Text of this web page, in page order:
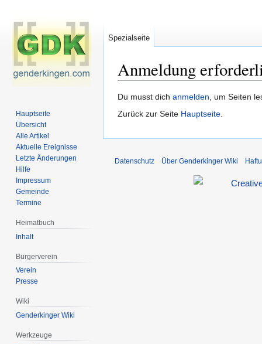
Anmeldung
Zur
Navigation
Zur
Suche
Du musst dich anmelden, um Seiten
Zurück zur Seite Hauptseite.
Spezialseite
Hauptseite
Übersicht
Alle Artikel
Aktuelle Ereignisse
Letzte Änderungen
Hilfe
Impressum
Gemeinde
Termine
Heimatbuch
Inhalt
Bürgerverein
Verein
Presse
Wiki
Genderkinger Wiki
Werkzeuge
Datenschutz Über Genderkinger Wiki